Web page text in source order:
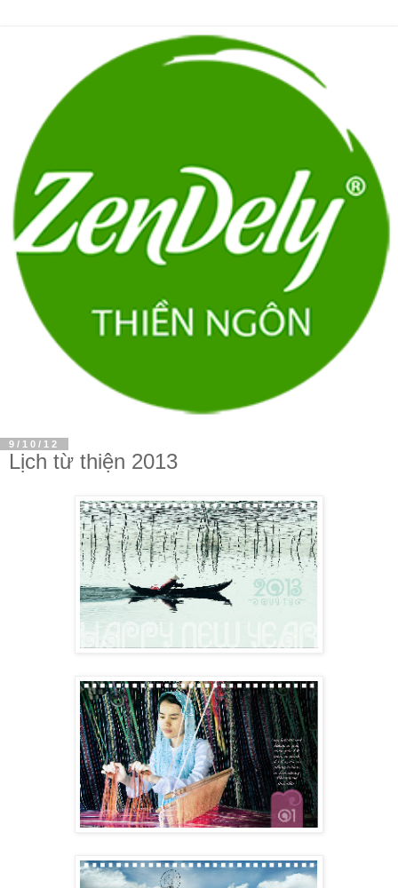
9/10/12
Lịch từ thiện 2013